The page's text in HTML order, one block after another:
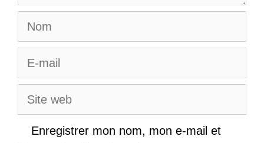
Nom
E-
mail
Site
web
Enregistrer mon nom, mon e-mail et